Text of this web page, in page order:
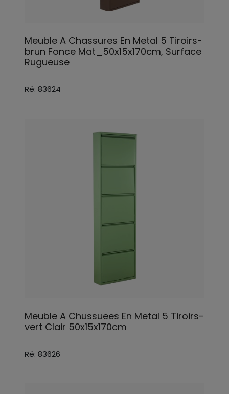
Meuble A Chassures En Metal 5 Tiroirs-
brun Fonce Mat_50x15x170cm, Surface
Rugueuse
Ré: 83624
Meuble A Chussuees En Metal 5 Tiroirs-
vert Clair 50x15x170cm
Ré: 83626